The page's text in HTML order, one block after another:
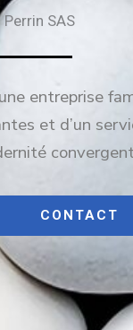
SAS
entreprise
et d’un
CONTACT